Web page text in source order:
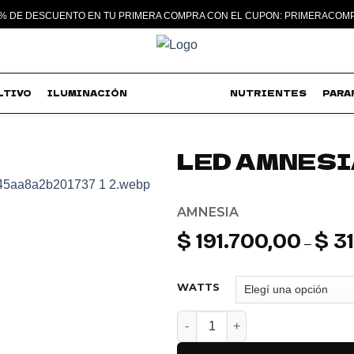
DE DESCUENTO EN TU PRIMERA COMPRA CON EL CUPON:
ILUMINACIÓN NUTRIENTES
Add to
LED
AMNESIA
$ 191.700,00 – $
WATTS
LED AMNESIA PRO cantidad